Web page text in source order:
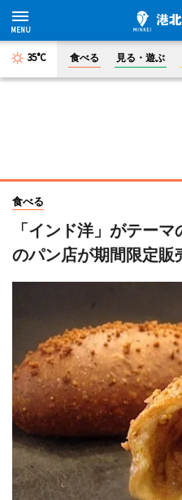
35°C 食べる 見る・遊ぶ
食べる
「インド洋」がテー
のパン店が期間限定販